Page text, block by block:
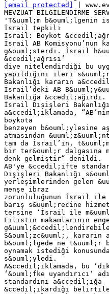
[email protected]
|
MEVZUAT BİLGİLENDİRME
'T&uuml;m b&ouml;lgenin
İsrail tepkili
İsrail: Boykot
İsrail AB Komisyonu’nun
g&ouml;sterdi. İsrail
&ccedil;ağrısı‘
diye nitelendirdiği bu
yapıldığını ileri
Bakanlığı kararın
İsrail’deki AB
Bakanlığa &ccedil;ağırdı.
İsrail Dışişleri
a&ccedil;ıklamada,
boykota
benzeyen b&ouml;ylesine
atmasından
tam da İsrail’in,
bir ter&ouml;r dalgasına
denk gelmiştir“ denildi.
AB'ye &ccedil;ifte
Dışişleri Bakanlığı
yerleşimlerinden gelen
menşe ibraz
zorunluluğunun İsrail
barış s&uuml;recine
tersine ‘İsrail ile
Filistin makamlarının
S&ouml;zc&uuml;, kararın
b&ouml;lgede ne
oynamak istediği
s&ouml;yledi.
A&ccedil;ıklamada, bu
‘&ouml;fke uyandırıcı‘
standardını a&ccedil;ığa
&ccedil;ıkardığı